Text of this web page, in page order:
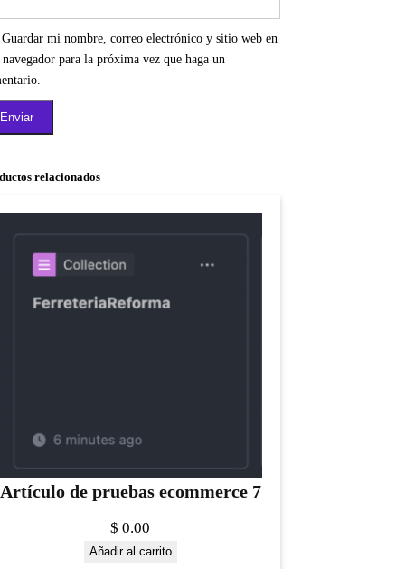
Guardar mi nombre, correo electrónico y sitio web en
navegador para la próxima vez que haga un
relacionados
Artículo de pruebas ecommerce 7
$ 0.00
Añadir al carrito